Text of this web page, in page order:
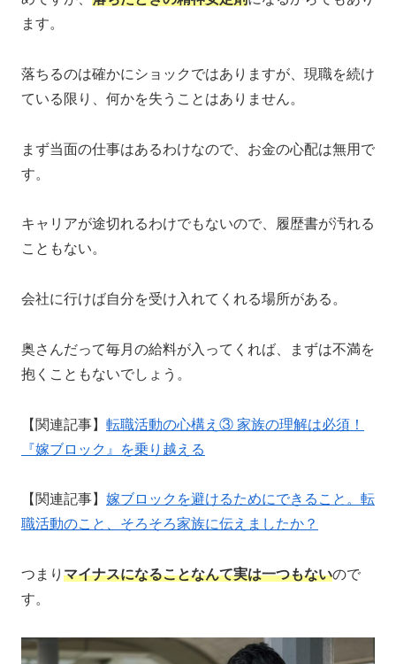
ます。
落ちるのは確かにショックではありますが、現職を続け
ている限り、何かを失うことはありません。
まず当面の仕事はあるわけなので、お金の心配は無用で
す。
キャリアが途切れるわけでもないので、履歴書が汚れる
こともない。
会社に行けば自分を受け入れてくれる場所がある。
奥さんだって毎月の給料が入ってくれば、まずは不満を
抱くこともないでしょう。
【関連記事】 転職活動の心構え③ 家族の理解は必須！
『嫁ブロック』を乗り越える
【関連記事】 嫁ブロックを避けるためにできること。転
職活動のこと、そろそろ家族に伝えましたか？
つまり マイナスになることなんて実は一つもないので
す。